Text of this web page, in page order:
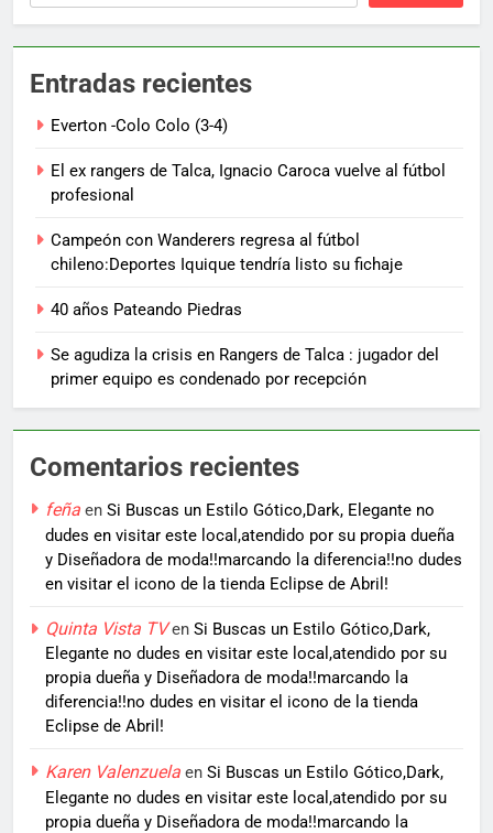
Entradas recientes
Everton -Colo Colo (3-4)
El ex rangers de Talca, Ignacio Caroca vuelve al fútbol
profesional
Campeón con Wanderers regresa al fútbol
chileno:Deportes Iquique tendría listo su fichaje
40 años Pateando Piedras
Se agudiza la crisis en Rangers de Talca : jugador del
primer equipo es condenado por recepción
Comentarios recientes
feña en Si Buscas un Estilo Gótico,Dark, Elegante no
dudes en visitar este local,atendido por su propia dueña
y Diseñadora de moda!!marcando la diferencia!!no dudes
en visitar el icono de la tienda Eclipse de Abril!
Quinta Vista TVen Si Buscas un Estilo Gótico,Dark,
Elegante no dudes en visitar este local,atendido por su
propia dueña y Diseñadora de moda!!marcando la
diferencia!!no dudes en visitar el icono de la tienda
Eclipse de Abril!
Karen Valenzuela en Si Buscas un Estilo Gótico,Dark,
Elegante no dudes en visitar este local,atendido por su
propia dueña y Diseñadora de moda!!marcando la